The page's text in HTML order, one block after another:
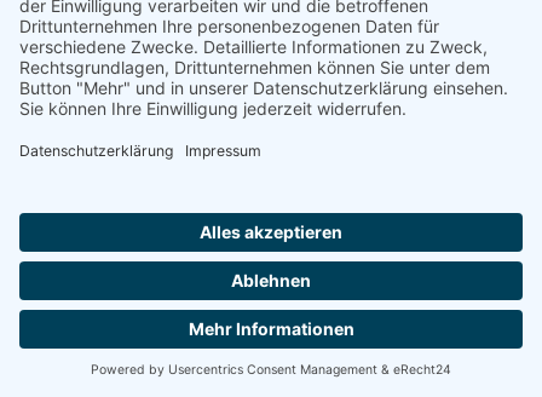
Tagespflege und WG Haus Greta
Wohnen, leben und pflegen in Friesoythe und Umgebung